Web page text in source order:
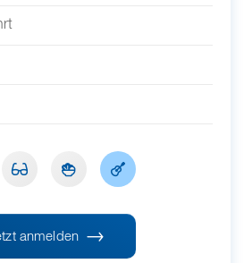
anmelden